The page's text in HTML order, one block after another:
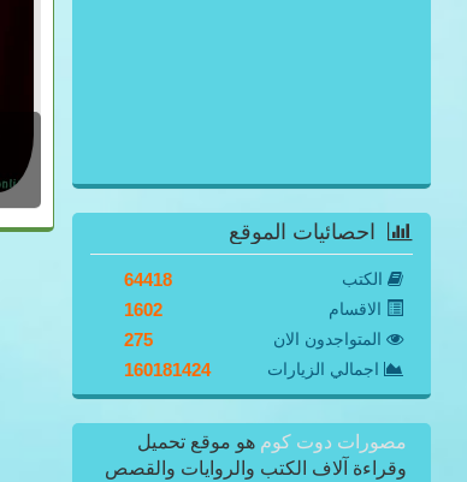
احصائيات الموقع
الكتب 64418
الاقسام 1602
المتواجدون الان 275
اجمالي الزيارات 160181424
مصورات دوت كوم هو موقع تحميل
وقراءة آلاف الكتب والروايات والقصص